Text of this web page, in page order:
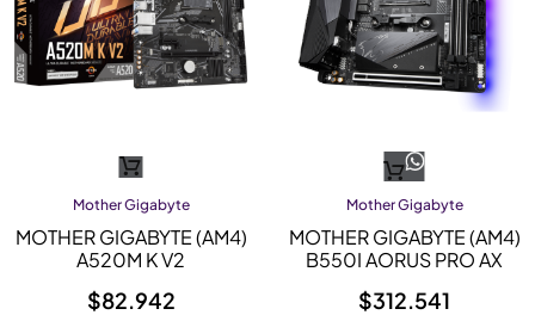
Mother Gigabyte
MOTHER GIGABYTE (AM4)
A520M K V2
$82.942
Mother Gigabyte
MOTHER GIGABYTE (AM4)
B550I AORUS PRO AX
$312.541